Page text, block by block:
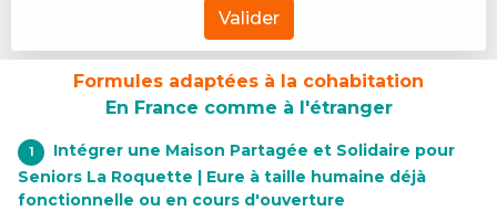
Valider
Formules adaptées à la cohabitation
En France comme à l'étranger
1
Intégrer une Maison Partagée et Solidaire pour
Seniors La Roquette | Eure à taille humaine déjà
fonctionnelle ou en cours d'ouverture